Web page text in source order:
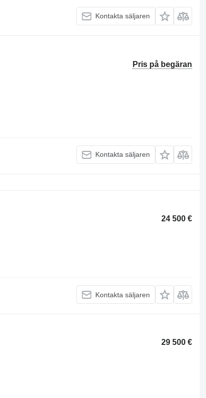
Kontakta säljaren
Pris på begäran
Kontakta säljaren
24 500 €
Kontakta säljaren
29 500 €